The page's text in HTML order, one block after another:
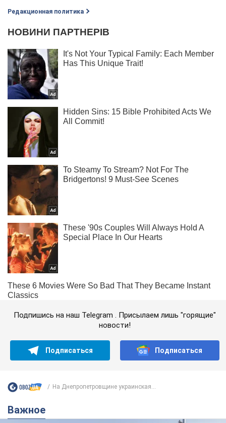
Редакционная политика
Подпишись на наш Telegram . Присылаем лишь "горящие"
новости!
Подписаться Подписаться
На Днепропетровщине украинская...
Важное